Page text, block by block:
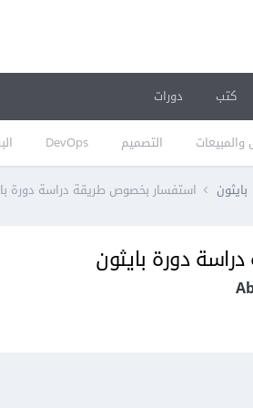
التصميم DevOps
كتب دورات
بايثون استفسار بخصوص طريقة دراسة دورة
دورة بايثون